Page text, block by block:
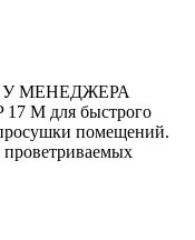
МЕНЕДЖЕРА
17 M для быстрого
помещений.
проветриваемых